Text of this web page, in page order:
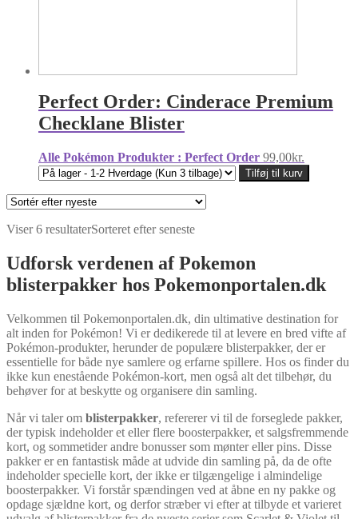
Perfect Order: Cinderace Premium
Checklane Blister
Alle Pokémon Produkter : Perfect Order 99,00kr.
Tilføj til kurv
Viser 6 resultaterSorteret efter seneste
Udforsk verdenen af Pokemon
blisterpakker hos Pokemonportalen.dk
Velkommen til Pokemonportalen.dk, din ultimative destination for
alt inden for Pokémon! Vi er dedikerede til at levere en bred vifte af
Pokémon-produkter, herunder de populære blisterpakker, der er
essentielle for både nye samlere og erfarne spillere. Hos os finder du
ikke kun enestående Pokémon-kort, men også alt det tilbehør, du
behøver for at beskytte og organisere din samling.
Når vi taler om blisterpakker, refererer vi til de forseglede pakker,
der typisk indeholder et eller flere boosterpakker, et salgsfremmende
kort, og sommetider andre bonusser som mønter eller pins. Disse
pakker er en fantastisk måde at udvide din samling på, da de ofte
indeholder specielle kort, der ikke er tilgængelige i almindelige
boosterpakker. Vi forstår spændingen ved at åbne en ny pakke og
opdage sjældne kort, og derfor stræber vi efter at tilbyde et varieret